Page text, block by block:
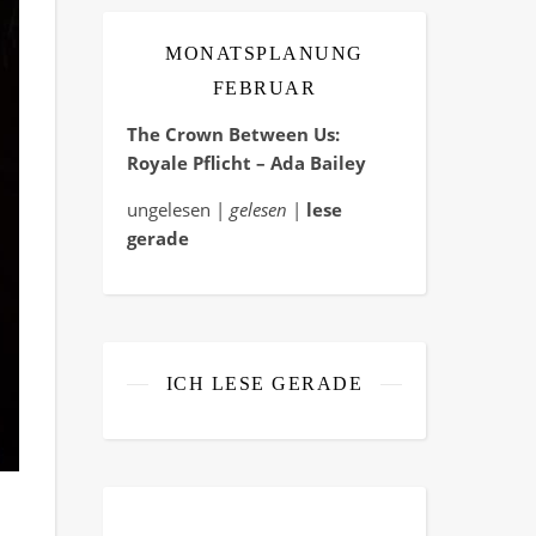
MONATSPLANUNG
FEBRUAR
The Crown Between Us:
Royale Pflicht – Ada Bailey
ungelesen | gelesen | lese
gerade
ICH LESE GERADE